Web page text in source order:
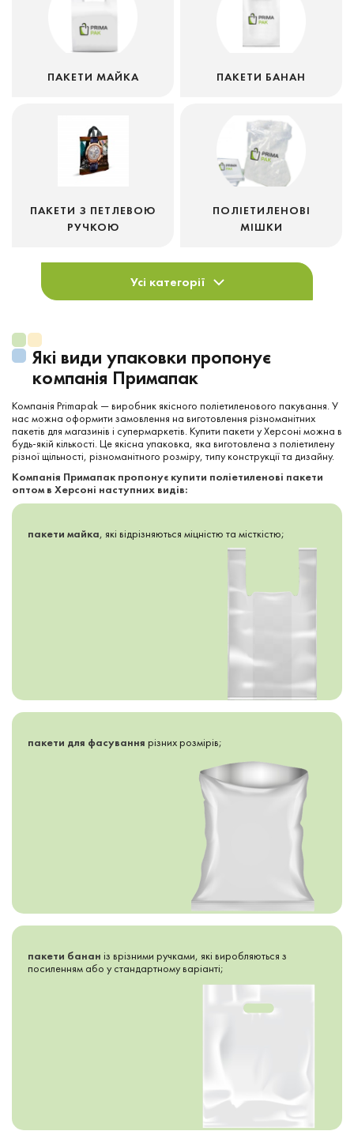
ПАКЕТИ МАЙКА ПАКЕТИ БАНАН
ПАКЕТИ З ПЕТЛЕВОЮ
РУЧКОЮ
ПОЛІЕТИЛЕНОВІ
МІШКИ
Усі категорії
Які види упаковки пропонує
компанія Примапак
Компанія Primapak — виробник якісного поліетиленового пакування. У
нас можна оформити замовлення на виготовлення різноманітних
пакетів для магазинів і супермаркетів. Купити пакети у Херсоні можна в
будь-якій кількості. Це якісна упаковка, яка виготовлена з поліетилену
різної щільності, різноманітного розміру, типу конструкції та дизайну.
Компанія Примапак пропонує купити поліетиленові пакети
оптом в Херсоні наступних видів:
пакети майка, які відрізняються міцністю та місткістю;
пакети для фасування різних розмірів;
пакети банан із врізними ручками, які виробляються з
посиленням або у стандартному варіанті;